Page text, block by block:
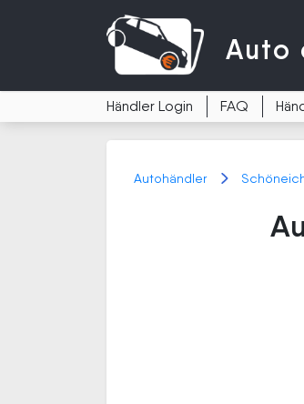
Auto
Händler Login FAQ
Autohändler